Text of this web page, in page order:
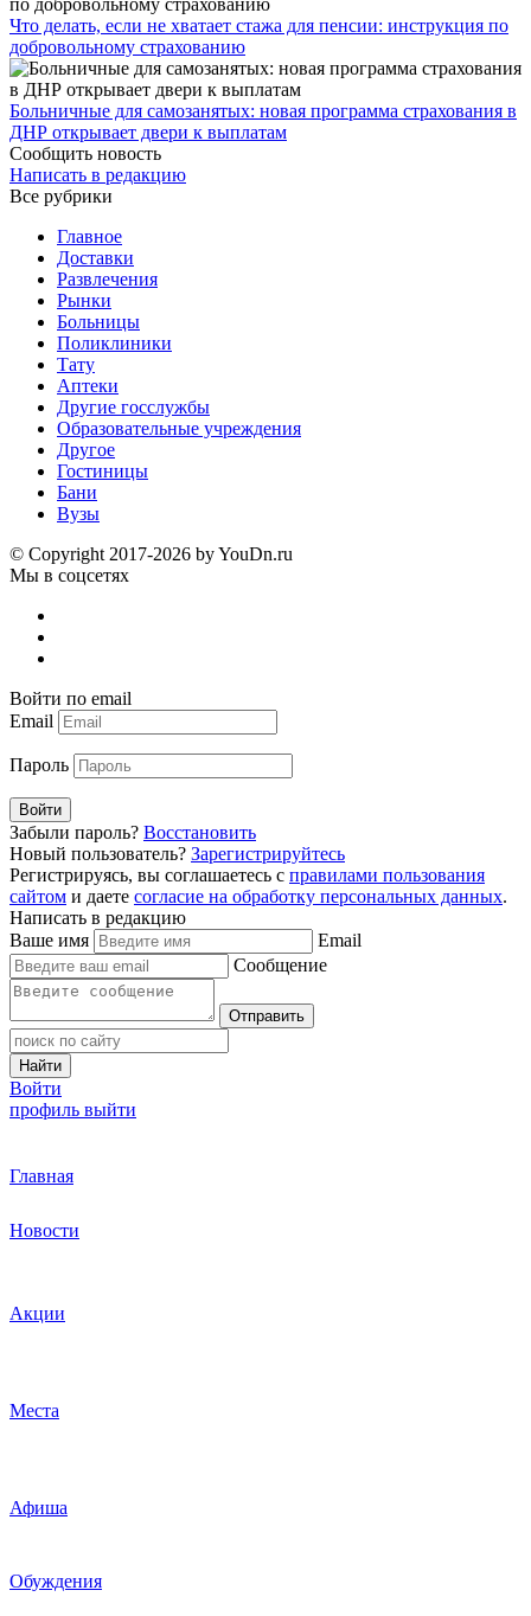
Что делать, если не хватает стажа для пенсии: инструкция по
добровольному страхованию
Больничные для самозанятых: новая программа страхования в
ДНР открывает двери к выплатам
Сообщить новость
Написать в редакцию
Все рубрики
Главное
Доставки
Развлечения
Рынки
Больницы
Поликлиники
Тату
Аптеки
Другие госслужбы
Образовательные учреждения
Другое
Гостиницы
Бани
Вузы
© Copyright 2017-2026 by YouDn.ru
Мы в соцсетях
Войти по email
Email
Пароль
Войти
Забыли пароль? Восстановить
Новый пользователь? Зарегистрируйтесь
Регистрируясь, вы соглашаетесь с правилами пользования
сайтом и даете согласие на обработку персональных данных.
Написать в редакцию
Ваше имя
Email
Сообщение
Отправить
Найти
Войти
профиль выйти
Главная
Новости
Акции
Места
Афиша
Обуждения